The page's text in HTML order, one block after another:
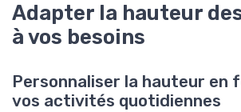
Adapter la hauteur
à vos besoins
Personnaliser la hauteur en
vos activités quotidiennes